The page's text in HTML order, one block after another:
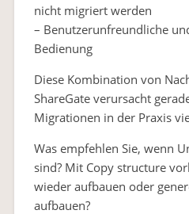
nicht migriert werden
– Benutzerunfreundliche
Bedienung
Diese Kombination von
ShareGate verursacht
Migrationen in der Praxis
Was empfehlen Sie, wenn
sind? Mit Copy structure
wieder aufbauen oder
aufbauen?